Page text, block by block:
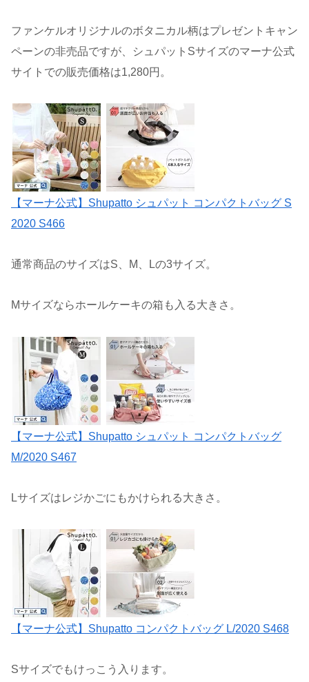
ファンケルオリジナルのボタニカル柄はプレゼントキャン
ペーンの非売品ですが、シュパットSサイズのマーナ公式
サイトでの販売価格は1,280円。
【マーナ公式】Shupatto シュパット コンパクトバッグ S
2020 S466
通常商品のサイズはS、M、Lの3サイズ。
Mサイズならホールケーキの箱も入る大きさ。
【マーナ公式】Shupatto シュパット コンパクトバッグ
M/2020 S467
Lサイズはレジかごにもかけられる大きさ。
【マーナ公式】Shupatto コンパクトバッグ L/2020 S468
Sサイズでもけっこう入ります。